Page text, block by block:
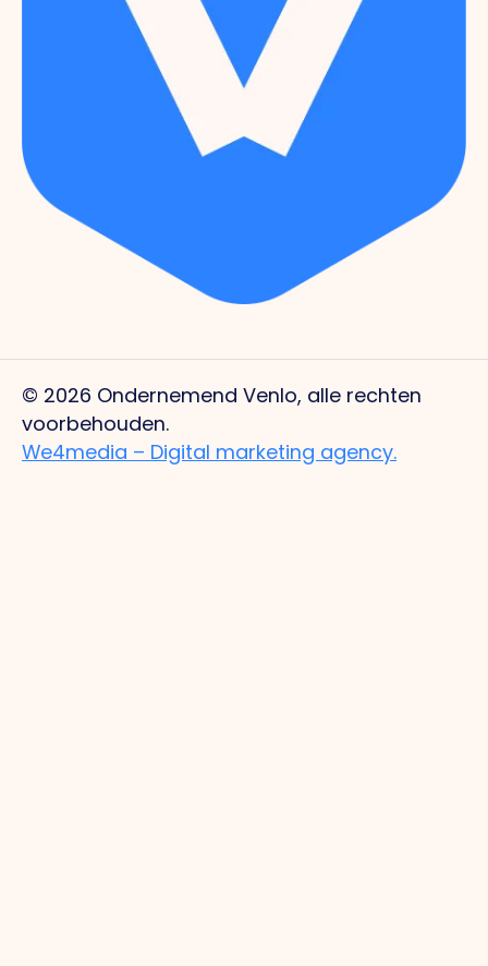
© 2026 Ondernemend Venlo, alle rechten
voorbehouden.
We4media – Digital marketing agency.